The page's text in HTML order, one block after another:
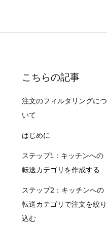
こちらの記事
注文のフィルタリングにつ
いて
はじめに
ステップ1：キッチンへの
転送カテゴリを作成する
ステップ2：キッチンへの
転送カテゴリで注文を絞り
込む